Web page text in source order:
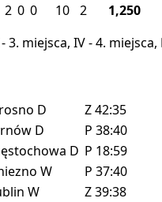
2 0 0 10 2
1,250
3. miejsca, IV - 4.
D Z42:35
D P 38:40
D P 18:59
W P 37:40
W Z39:38